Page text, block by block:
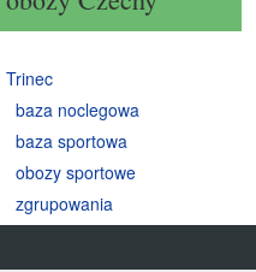
Trinec
baza noclegowa
baza sportowa
obozy sportowe
zgrupowania